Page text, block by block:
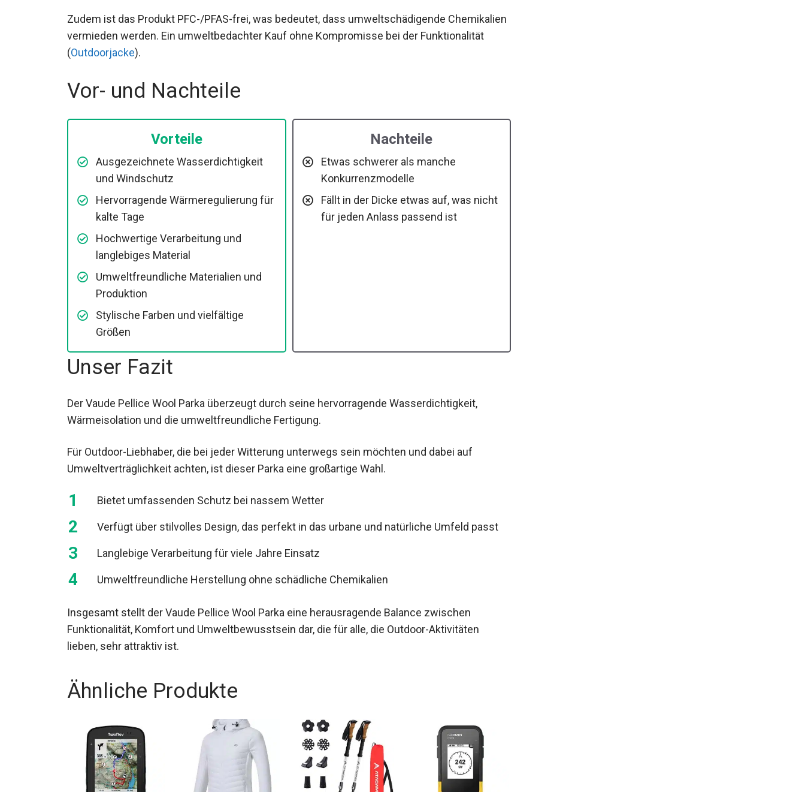
Zudem ist das Produkt PFC-/PFAS-frei, was bedeutet, dass umweltschädigende
Chemikalien vermieden werden. Ein umweltbedachter Kauf ohne Kompromisse bei der
Funktionalität (Outdoorjacke
Vor- und Nachteile
Vorteile
Ausgezeichnete Wasserdichtigkeit
und Windschutz
Hervorragende Wärmeregulierung für
kalte Tage
Hochwertige Verarbeitung und
langlebiges Material
Umweltfreundliche Materialien und
Produktion
Stylische Farben und vielfältige
Größen
Nachteile
Etwas schwerer als manche
Konkurrenzmodelle
Fällt in der Dicke etwas auf, was nicht
für jeden Anlass passend ist
Unser Fazit
Der Vaude Pellice Wool Parka überzeugt durch seine hervorragende Wasserdichtigkeit,
Wärmeisolation und die umweltfreundliche Fertigung.
Für Outdoor-Liebhaber, die bei jeder Witterung unterwegs sein möchten und dabei auf
Umweltverträglichkeit achten, ist dieser Parka eine großartige Wahl.
Bietet umfassenden Schutz bei nassem Wetter
Verfügt über stilvolles Design, das perfekt in das urbane und natürliche Umfeld passt
Langlebige Verarbeitung für viele Jahre Einsatz
Umweltfreundliche Herstellung ohne schädliche Chemikalien
Insgesamt stellt der Vaude Pellice Wool Parka eine herausragende Balance zwischen
Funktionalität, Komfort und Umweltbewusstsein dar, die für alle, die Outdoor-Aktivitäten
lieben, sehr attraktiv ist.
Ähnliche Produkte